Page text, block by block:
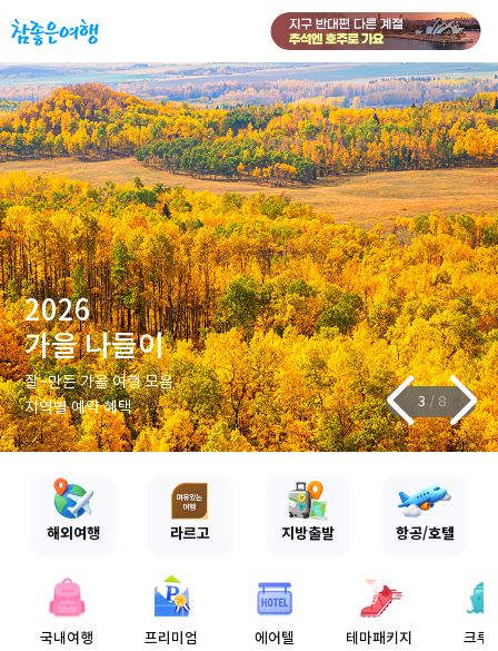
2026
가을 나들이
잘~만든 가을 여행 모음
지역별 예약 혜택
3 / 8
해외여행 라르고 지방출발 항공/호텔
국내여행 프리미엄 에어텔 테마패키지 크루